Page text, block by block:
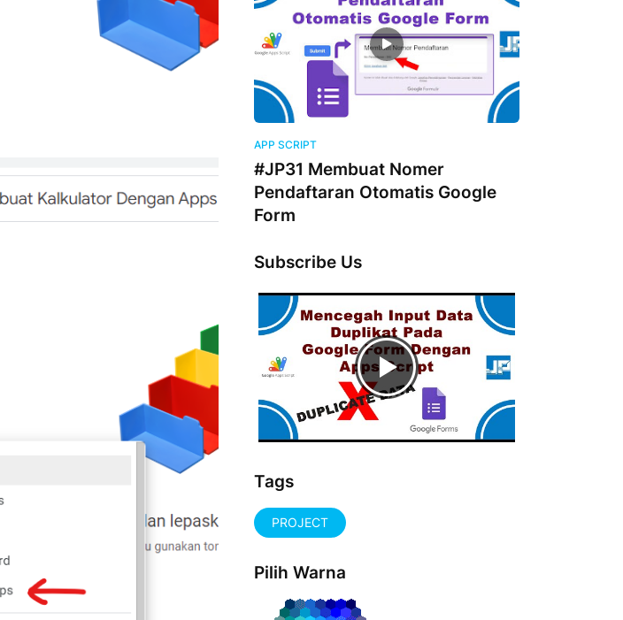
APP SCRIPT
#JP31 Membuat Nomer
Pendaftaran Otomatis Google
Form
Subscribe Us
Tags
PROJECT
Pilih Warna